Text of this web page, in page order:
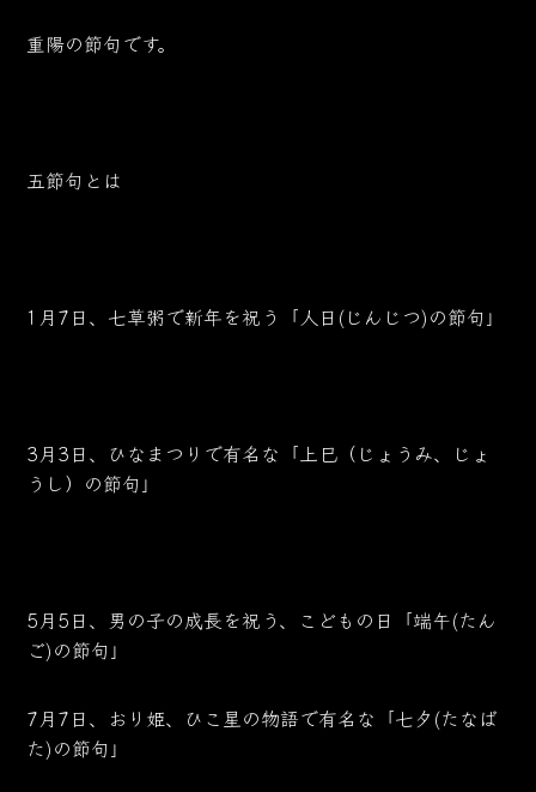
重陽の節句です。
五節句とは
1月7日、七草粥で新年を祝う「人日(じんじつ)の節句」
3月3日、ひなまつりで有名な「上巳（じょうみ、じょ
うし）の節句」
5月5日、男の子の成長を祝う、こどもの日「端午(たん
ご)の節句」
7月7日、おり姫、ひこ星の物語で有名な「七夕(たなば
た)の節句」